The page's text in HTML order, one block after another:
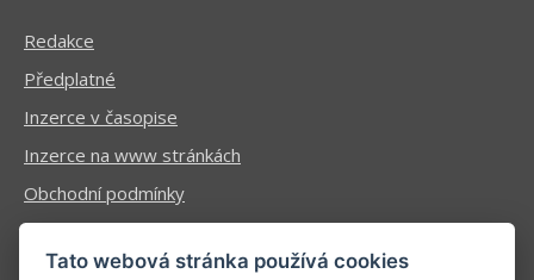
Redakce
Předplatné
Inzerce v časopise
Inzerce na www stránkách
Obchodní podmínky
Ochrana osobních údajů
Tato webová stránka používá cookies